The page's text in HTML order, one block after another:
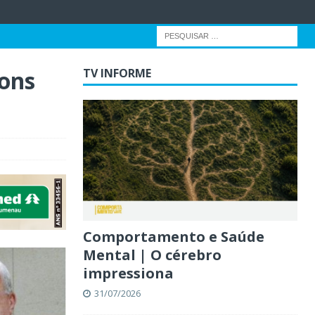
TV INFORME
Comportamento e Saúde
Mental | O cérebro
impressiona
31/07/2026